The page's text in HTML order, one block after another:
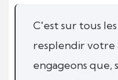
C'est sur tous
resplendir votre
engageons que,